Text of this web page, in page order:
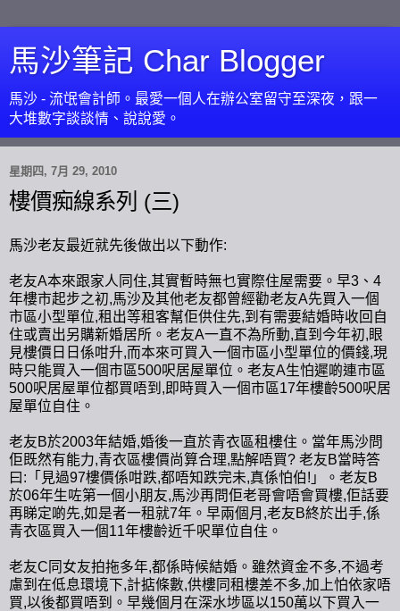
馬沙筆記 Char Blogger
馬沙 - 流氓會計師。最愛一個人在辦公室留守至深夜，跟一
大堆數字談談情、說說愛。
星期四, 7月 29, 2010
樓價痴線系列 (三)
馬沙老友最近就先後做出以下動作:
老友A本來跟家人同住,其實暫時無乜實際住屋需要。早3、4
年樓市起步之初,馬沙及其他老友都曾經勸老友A先買入一個
市區小型單位,租出等租客幫佢供住先,到有需要結婚時收回自
住或賣出另購新婚居所。老友A一直不為所動,直到今年初,眼
見樓價日日係咁升,而本來可買入一個市區小型單位的價錢,現
時只能買入一個市區500呎居屋單位。老友A生怕遲啲連市區
500呎居屋單位都買唔到,即時買入一個市區17年樓齡500呎居
屋單位自住。
老友B於2003年結婚,婚後一直於青衣區租樓住。當年馬沙問
佢既然有能力,青衣區樓價尚算合理,點解唔買? 老友B當時答
曰:「見過97樓價係咁跌,都唔知跌完未,真係怕伯!」。老友B
於06年生咗第一個小朋友,馬沙再問佢老哥會唔會買樓,佢話要
再睇定啲先,如是者一租就7年。早兩個月,老友B終於出手,係
青衣區買入一個11年樓齡近千呎單位自住。
老友C同女友拍拖多年,都係時候結婚。雖然資金不多,不過考
慮到在低息環境下,計掂條數,供樓同租樓差不多,加上怕依家唔
買,以後都買唔到。早幾個月在深水埗區以150萬以下買入一